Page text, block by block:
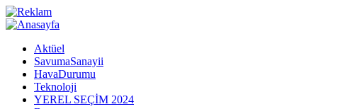
Aktüel
SavumaSanayii
HavaDurumu
Teknoloji
YEREL SEÇİM 2024